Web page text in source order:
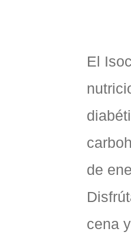
El
de
cena